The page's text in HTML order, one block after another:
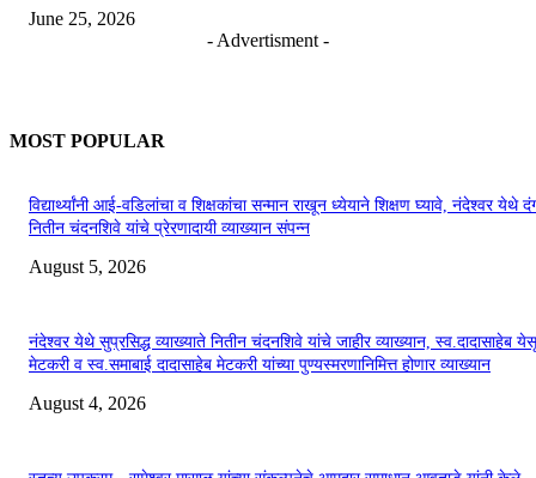
June 25, 2026
- Advertisment -
MOST POPULAR
विद्यार्थ्यांनी आई-वडिलांचा व शिक्षकांचा सन्मान राखून ध्येयाने शिक्षण घ्यावे, नंदेश्वर येथे
नितीन चंदनशिवे यांचे प्रेरणादायी व्याख्यान संपन्न
August 5, 2026
नंदेश्वर येथे सुप्रसिद्ध व्याख्याते नितीन चंदनशिवे यांचे जाहीर व्याख्यान, स्व.दादासाहेब येसू
मेटकरी व स्व.समाबाई दादासाहेब मेटकरी यांच्या पुण्यस्मरणानिमित्त होणार व्याख्यान
August 4, 2026